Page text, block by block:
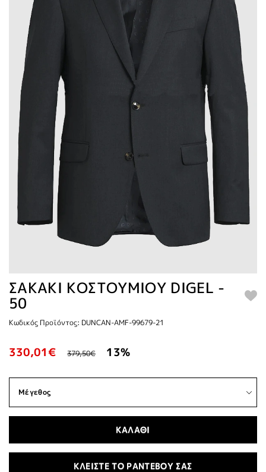
ΣΑΚΑΚΙ ΚΟΣΤΟΥΜΙΟΥ DIGEL -
50
Κωδικός Προϊόντος: DUNCAN-AMF-99679-21
330,01€ 379,50€ 13%
ΚΑΛΑΘΙ
ΚΛΕΙΣΤΕ ΤΟ ΡΑΝΤΕΒΟΥ ΣΑΣ